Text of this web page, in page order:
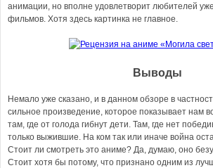
анимации, но вполне удовлетворит любителей
фильмов. Хотя здесь картинка не главное.
Выводы
Немало уже сказано, и в данном обзоре в
сильное произведение, которое показывает нам
там, где от голода гибнут дети. Там, где нет
только выжившие. На ком так или иначе война
Стоит ли смотреть это аниме? Да, думаю, оно
Стоит хотя бы потому, что признано одним из